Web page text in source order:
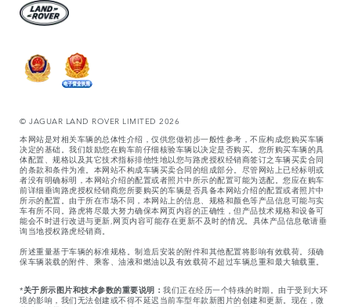
© JAGUAR LAND ROVER LIMITED 2026
本网站是对相关车辆的总体性介绍，仅供您做初步一般性参考，不应构成您购买车辆
决定的基础。我们鼓励您在购车前仔细核验车辆以决定是否购买。您所购买车辆的具
体配置、规格以及其它技术指标排他性地以您与路虎授权经销商签订之车辆买卖合同
的条款和条件为准。本网站不构成车辆买卖合同的组成部分。尽管网站上已经标明或
者没有明确标明，本网站介绍的配置或者照片中所示的配置可能为选配。您应在购车
前详细垂询路虎授权经销商您所要购买的车辆是否具备本网站介绍的配置或者照片中
所示的配置。由于所在市场不同，本网站上的信息、规格和颜色等产品信息可能与实
车有所不同。路虎将尽最大努力确保本网页内容的正确性，但产品技术规格和设备可
能会不时进行改进与更新,网页内容可能存在更新不及时的情况。具体产品信息敬请垂
询当地授权路虎经销商。
所述重量基于车辆的标准规格。制造后安装的附件和其他配置将影响有效载荷。须确
保车辆装载的附件、乘客、油液和燃油以及有效载荷不超过车辆总重和最大轴载重。
*关于所示图片和技术参数的重要说明： 我们正在经历一个特殊的时期。由于受到大环
境的影响，我们无法创建或不得不延迟当前车型年款新图片的创建和更新。现在，微